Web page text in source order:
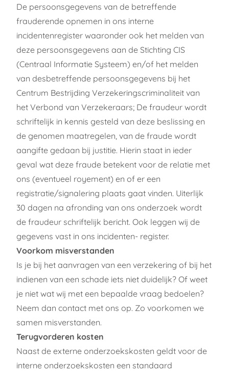
De persoonsgegevens van de betreffende
frauderende opnemen in ons interne
incidentenregister waaronder ook het melden van
deze persoonsgegevens aan de Stichting CIS
(Centraal Informatie Systeem) en/of het melden
van desbetreffende persoonsgegevens bij het
Centrum Bestrijding Verzekeringscriminaliteit van
het Verbond van Verzekeraars; De fraudeur wordt
schriftelijk in kennis gesteld van deze beslissing en
de genomen maatregelen, van de fraude wordt
aangifte gedaan bij justitie. Hierin staat in ieder
geval wat deze fraude betekent voor de relatie met
ons (eventueel royement) en of er een
registratie/signalering plaats gaat vinden. Uiterlijk
30 dagen na afronding van ons onderzoek wordt
de fraudeur schriftelijk bericht. Ook leggen wij de
gegevens vast in ons incidenten- register.
Voorkom misverstanden
Is je bij het aanvragen van een verzekering of bij het
indienen van een schade iets niet duidelijk? Of weet
je niet wat wij met een bepaalde vraag bedoelen?
Neem dan contact met ons op. Zo voorkomen we
samen misverstanden.
Terugvorderen kosten
Naast de externe onderzoekskosten geldt voor de
interne onderzoekskosten een standaard